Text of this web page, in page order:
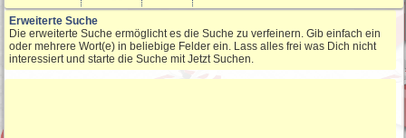
Erweiterte Suche
Die erweiterte Suche ermöglicht es die Suche zu verfeinern. Gib einfach ein
oder mehrere Wort(e) in beliebige Felder ein. Lass alles frei was Dich nicht
interessiert und starte die Suche mit Jetzt Suchen.